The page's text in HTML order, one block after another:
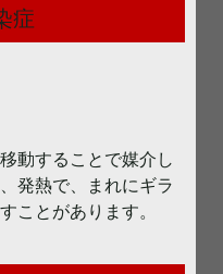
症
動することで媒介し
発熱で、まれにギラ
ことがあります。